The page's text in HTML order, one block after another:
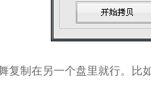
复制在另一个盘里就行。